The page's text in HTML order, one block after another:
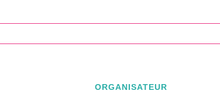
ORGANISATEUR